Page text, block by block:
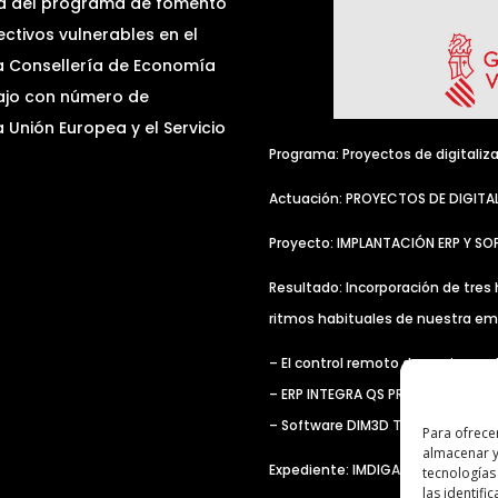
Para
almacenar
las
vulnerables en el
de Economía
con número de
Europea y el Servicio
Programa: Proyectos de
Actuación: PROYECTOS DE
Proyecto: IMPLANTACIÓN ERP Y
Resultado: Incorporación de
ritmos habituales de nuestra
– El control remoto de equipos
– ERP INTEGRA QS PROFESSIONAL
– Software DIM3D TEAMS, para
Expediente: IMDIGA/2021/302